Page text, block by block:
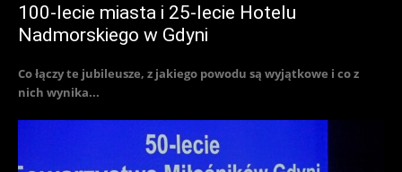
100-lecie miasta i 25-lecie Hotelu
Nadmorskiego w Gdyni
Co łączy te jubileusze, z jakiego powodu są wyjątkowe i co z
nich wynika...